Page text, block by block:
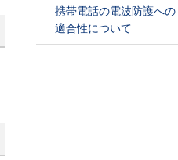
携帯電話の電波防護への
適合性について